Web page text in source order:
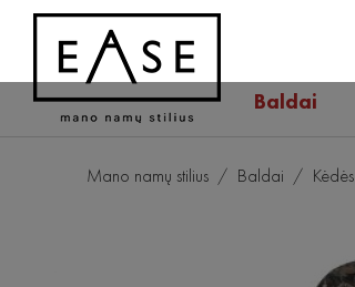
Baldai
Mano namų stilius Baldai Kėdės